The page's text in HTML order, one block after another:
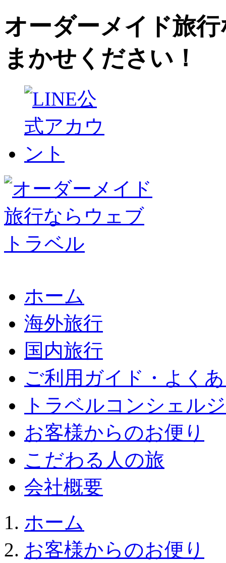
オーダーメイド旅
まかせください！
ホーム
海外旅行
国内旅行
ご利用ガイド・よく
トラベルコンシェル
お客様からのお便り
こだわる人の旅
会社概要
ホーム
お客様からのお便り